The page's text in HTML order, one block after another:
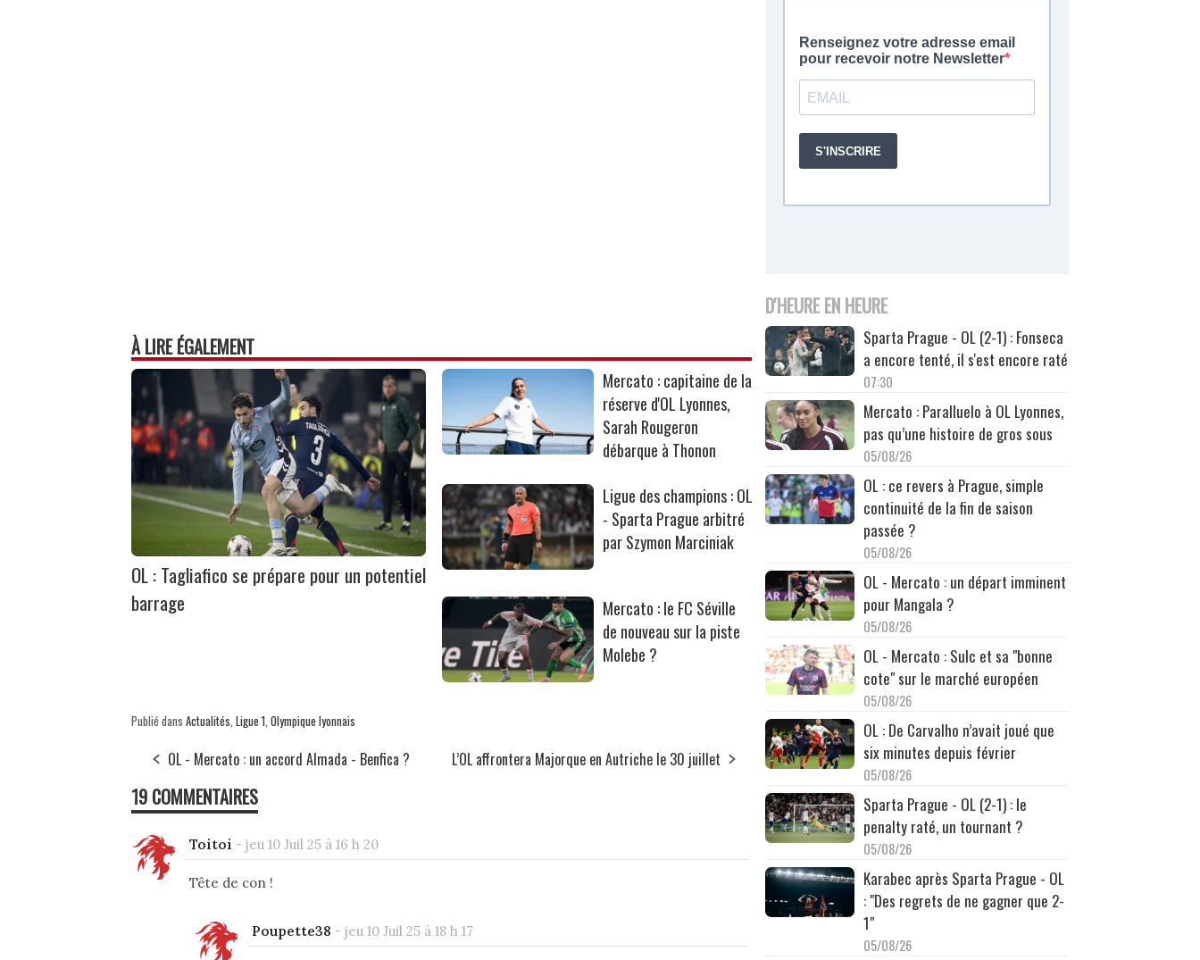
À LIRE ÉGALEMENT
OL : Tagliafico se prépare pour un potentiel
barrage
Mercato : capitaine de la
réserve d'OL Lyonnes,
Sarah Rougeron
débarque à Thonon
Ligue des champions : OL
- Sparta Prague arbitré
par Szymon Marciniak
Mercato : le FC Séville
de nouveau sur la piste
Molebe ?
Publié dans Actualités Ligue 1 Olympique lyonnais
OL - Mercato : un accord Almada - Benfica ? L’OL affrontera Majorque en Autriche le 30 juillet
19 COMMENTAIRES
Toitoi - jeu 10 Juil 25 à 16 h 20
Tête de con !
Poupette38 - jeu 10 Juil 25 à 18 h 17
D'HEURE EN HEURE
Sparta Prague - OL (2-1) : Fonseca
a encore tenté, il s'est encore raté
07:30
Mercato : Paralluelo à OL Lyonnes,
pas qu’une histoire de gros sous
05/08/26
OL : ce revers à Prague, simple
continuité de la fin de saison
passée ?
05/08/26
OL - Mercato : un départ imminent
pour Mangala ?
05/08/26
OL - Mercato : Sulc et sa "bonne
cote" sur le marché européen
05/08/26
OL : De Carvalho n’avait joué que
six minutes depuis février
05/08/26
Sparta Prague - OL (2-1) : le
penalty raté, un tournant ?
05/08/26
Karabec après Sparta Prague - OL
: "Des regrets de ne gagner que 2-
1"
05/08/26